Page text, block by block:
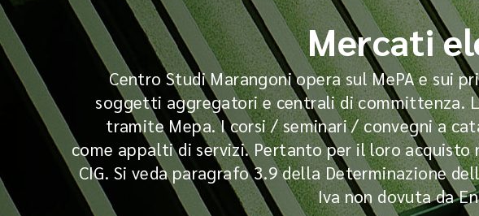
Mercati
Centro Studi Marangoni opera sul MePA e sui
soggetti aggregatori e centrali di committenza.
tramite Mepa. I corsi / seminari / convegni a
come appalti di servizi. Pertanto per il loro acquisto
CIG. Si veda paragrafo 3.9 della Determinazione
Iva non dovuta da